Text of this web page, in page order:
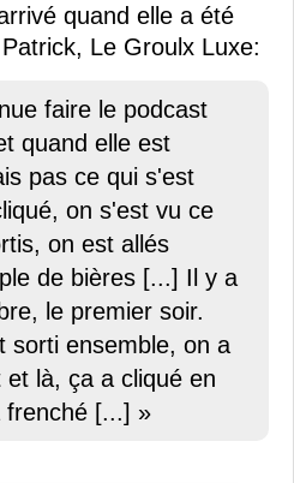
quand elle a été
Le Groulx Luxe:
faire le podcast
quand elle est
pas ce qui s'est
on s'est vu ce
on est allés
de bières [...] Il y a
le premier soir.
sorti ensemble, on a
là, ça a cliqué en
frenché [...] »